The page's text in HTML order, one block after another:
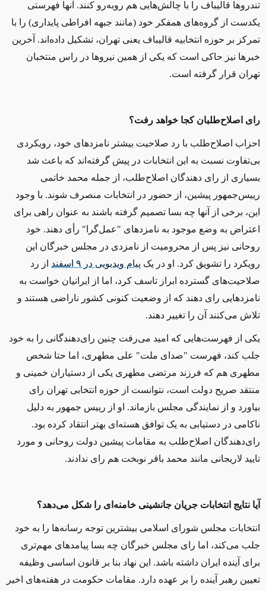
تندروها قالیباف را با چالش‌هایی هم روبه‌رو کنند. آنها فهرستی
یکدست از گروه‌های همفکر خود (مانند جبهه افراطی پایداری) را با
تمرکز بر حوزه انتخابیه قالیباف یعنی تهران، تشکیل داده‌اند. آخرین
خبرها نیز حاکی است که یکی از همین نیروها در راس منتخبان
تهران قرار گرفته است.
رای اصلاح‌طلبان کجا خواهد رفت؟
احزاب اصلاح‌طلب با رد صلاحیت بیشتر نامزدهای خود، رویکردی
بی‌تفاوت نسبت به این انتخابات در پیش گرفته‌اند که باعث شد
بسیاری از رای دهندگان اصلاح‌طلب، از جمله محمد خاتمی
رییس‌جمهور پیشین، از حضور در انتخابات منصرف شوند. با وجود
این، برخی از آنها چه بسا تصمیم گرفته باشند به عنوان راهی برای
اعتراض به وضع موجود به نامزدهای "عمل‌گرا" رأی دهند. خود
روحانی نیز پس از محرومیت از نامزدی در مجلس خبرگان این
رویکرد را تشویق کرد. او در یک پیام ویدیویی در ۹ اسفند
از رد
صلاحیت‌های گسترده ابراز تاسف کرد، اما از ایرانیان خواست به
نامزدهایی رای دهند که از وضعیت کنونی کشور ناراضی‌ هستند و
تلاش می‌کنند آن را تغییر دهند.
یکی از فهرست‌هایی که امید می‌رفت چنین رای‌دهندگانی را به خود
جلب کند، فهرست "صدای ملت" علی مطهری، اما حتا شخص
مطهری هم که فرزند مرتضی مطهری یکی از دستیاران خمینی و
منتقد صریح دولت است، نتوانست از حوزه انتخابی تهران رای
بیاورد و از نمایندگی مجلس بازماند. او از رییس جمهور به دلیل
ناکامی در دستیابی به یک توافق هسته‌ای بهتر انتقاد کرده بود.
رای‌دهندگان اصلاح‌طلب به مقامات پیشین دولت روحانی و مورد
تایید لاریجانی مانند محمد باقر نوبخت هم رای ندادند.
آیا نتایج انتخابات جریان جانشینی خامنه‌ای را شکل می‌دهد؟
انتخابات مجلس شورای اسلامی بیشترین توجه رسانه‌ها را به خود
جلب می‌کند، اما رای مجلس خبرگان چه بسا پیامدهای مهم‌تری
برای آینده ایران داشته باشد. این نهاد بنا بر قانون اساسی وظیفه
تعیین رهبر آینده را بر عهده دارد. مقامات حکومت در هفته‌های اخیر